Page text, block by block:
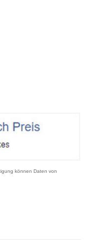
können Daten von